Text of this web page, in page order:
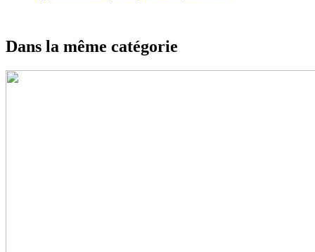
Dans la même catégorie